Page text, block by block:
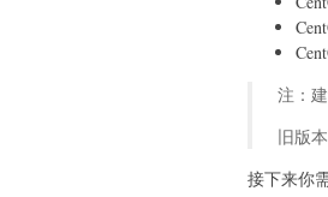
注：
旧版
接下来你